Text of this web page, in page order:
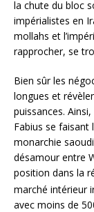
la chute du bloc
impérialistes en
mollahs et
rapprocher, se
Bien sûr les
longues et
puissances.
Fabius se
monarchie
désamour entre
position dans la
marché intérieur
avec moins de